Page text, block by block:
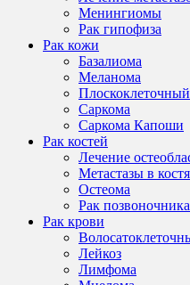
Менингиомы
Рак гипофиза
Рак кожи
Базалиома
Меланома
Саркома
Саркома Капоши
Рак костей
Лечение
Метастазы в
Остеома
Рак
Рак крови
Лейкоз
Лимфома